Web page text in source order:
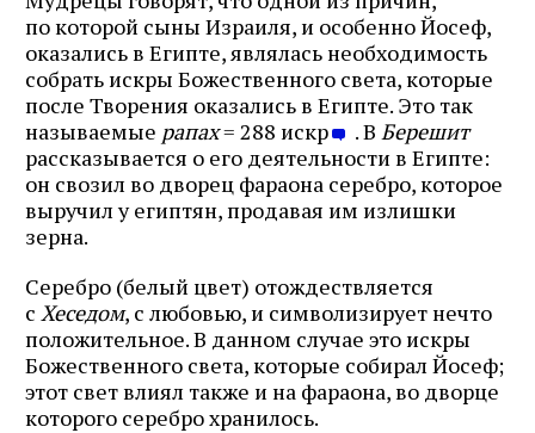
по которой сыны Израиля, и особенно Йосеф,
оказались в Египте, являлась необходимость
собрать искры Божественного света, которые
после Творения оказались в Египте. Это так
называемые рапах= 288 искр . В Берешит
рассказывается о его деятельности в Египте:
он свозил во дворец фараона серебро, которое
выручил у египтян, продавая им излишки
зерна.
Серебро (белый цвет) отождествляется
с Хеседом, с любовью, и символизирует нечто
положительное. В данном случае это искры
Божественного света, которые собирал Йосеф;
этот свет влиял также и на фараона, во дворце
которого серебро хранилось.